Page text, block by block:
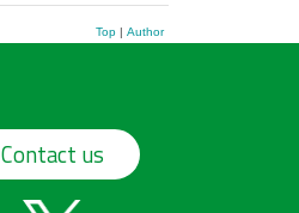
Top| Author
Contact us